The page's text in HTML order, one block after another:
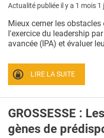
Actualité publiée il y a 1 mois 1
Mieux cerner les
l'exercice du leadership
avancée (IPA) et évaluer
LIRE LA SUITE
GROSSESSE :
gènes de